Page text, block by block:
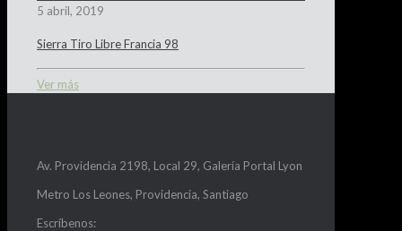
5 abril, 2019
Sierra Tiro Libre Francia 98
Ver más
Av. Providencia 2198, Local 29, Galería Portal Lyon
Metro Los Leones, Providencia, Santiago
Escríbenos: